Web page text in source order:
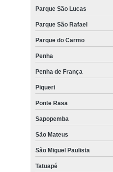
Parque São Lucas
Parque São Rafael
Parque do Carmo
Penha
Penha de França
Piqueri
Ponte Rasa
Sapopemba
São Mateus
São Miguel Paulista
Tatuapé